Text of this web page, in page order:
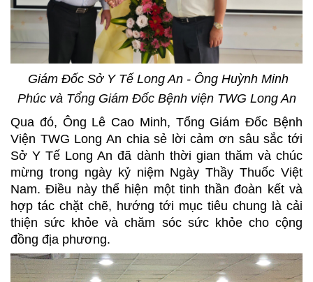
Giám Đốc Sở Y Tế Long An - Ông Huỳnh Minh
Phúc và Tổng Giám Đốc Bệnh viện TWG Long An
Qua đó, Ông Lê Cao Minh, Tổng Giám Đốc Bệnh
Viện TWG Long An chia sẻ lời cảm ơn sâu sắc tới
Sở Y Tế Long An đã dành thời gian thăm và chúc
mừng trong ngày kỷ niệm Ngày Thầy Thuốc Việt
Nam. Điều này thể hiện một tinh thần đoàn kết và
hợp tác chặt chẽ, hướng tới mục tiêu chung là cải
thiện sức khỏe và chăm sóc sức khỏe cho cộng
đồng địa phương.